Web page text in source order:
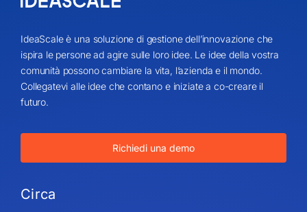
IdeaScale è una soluzione di gestione dell’innovazione che
ispira le persone ad agire sulle loro idee. Le idee della vostra
comunità possono cambiare la vita, l’azienda e il mondo.
Collegatevi alle idee che contano e iniziate a co-creare il
futuro.
Richiedi una demo
Circa